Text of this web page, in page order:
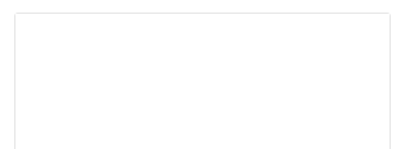
изолированная спортивная бутылка для воды